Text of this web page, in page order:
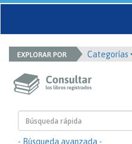
Categorías
- Búsqueda avanzada -